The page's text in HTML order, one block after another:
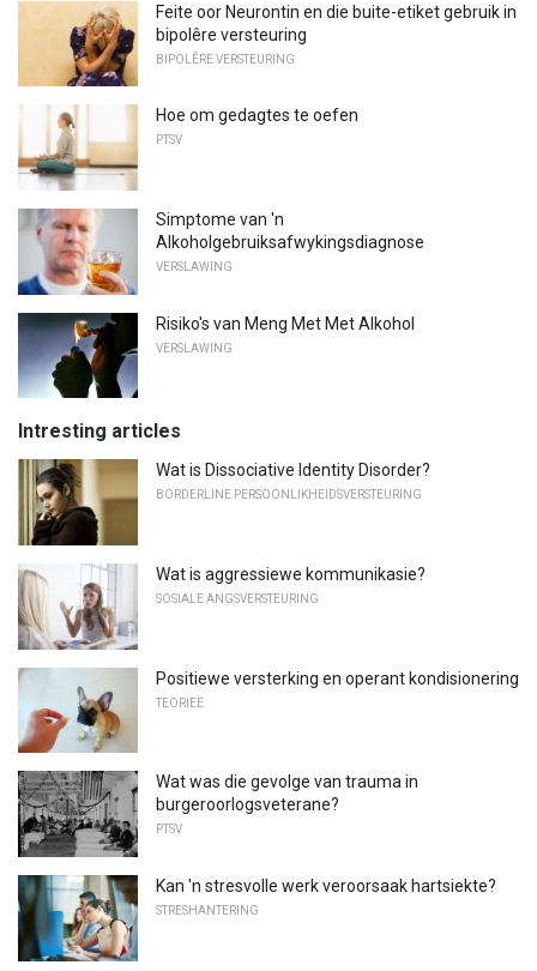
Feite oor Neurontin en die buite-etiket gebruik in
bipolêre versteuring
BIPOLÊRE VERSTEURING
Hoe om gedagtes te oefen
PTSV
Simptome van 'n
Alkoholgebruiksafwykingsdiagnose
VERSLAWING
Risiko's van Meng Met Met Alkohol
VERSLAWING
Intresting articles
Wat is Dissociative Identity Disorder?
BORDERLINE PERSOONLIKHEIDSVERSTEURING
Wat is aggressiewe kommunikasie?
SOSIALE ANGSVERSTEURING
Positiewe versterking en operant kondisionering
TEORIEË
Wat was die gevolge van trauma in
burgeroorlogsveterane?
PTSV
Kan 'n stresvolle werk veroorsaak hartsiekte?
STRESHANTERING